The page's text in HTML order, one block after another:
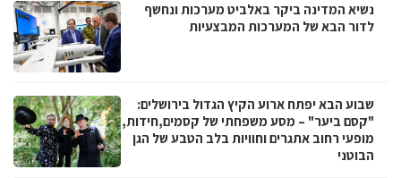
נשיא המדינה ביקר באלביט מערכות ונחשף
לדור הבא של המערכות המבצעיות
שבוע הבא יפתח ארוע הקיץ הגדול בירושלים:
"קסם ביער" – מסע משפחתי של קסמים,חידות,
מופעי רחוב אתגרים וחוויות בלב הטבע של הגן
הבוטני